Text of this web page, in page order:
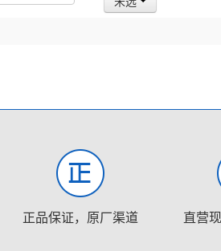
正品保证，原厂渠道 直营